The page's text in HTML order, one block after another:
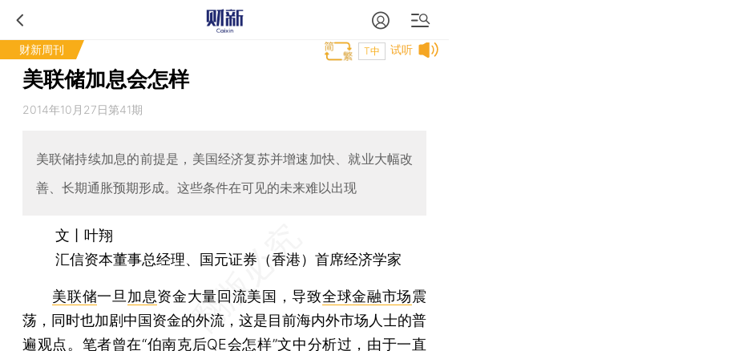
财新周刊 试听
T中
美联储加息会怎样
2014年10月27日第41期
美联储持续加息的前提是，美国经济复苏并增速加快、就业大幅改
善、长期通胀预期形成。这些条件在可见的未来难以出现
文丨叶翔
汇信资本董事总经理、国元证券（香港）首席经济学家
美联储一旦 加息资金大量回流美国，导致全球金融市场震
荡，同时也加剧中国资金的外流，这是目前海内外市场人士的普
遍观点。笔者曾在“伯南克后QE会怎样”文中分析过，由于一直